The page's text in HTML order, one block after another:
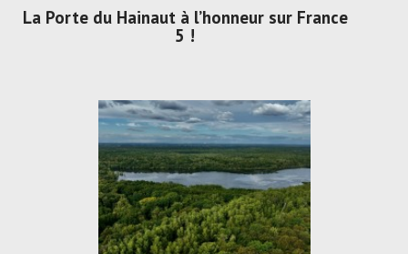
La Porte du Hainaut à l’honneur sur France
5 !